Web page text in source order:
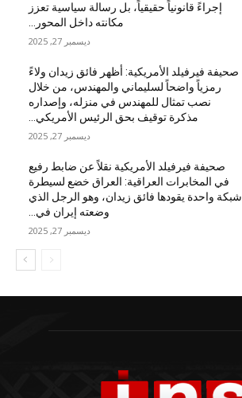
إجراءً قانونياً حقيقياً، بل رسالة سياسية تعزز
مكانته داخل المحور...
ديسمبر 27, 2025
صحيفة فيرفيلد الأمريكية: أظهر فائق زيدان ولاءً
رمزياً واضحاً لسليماني والمهندس، من خلال
نصب تمثال للمهندس في منزله، وإصداره
مذكرة توقيف بحق الرئيس الأمريكي...
ديسمبر 27, 2025
صحيفة فيرفيلد الأمريكية نقلاً عن ضابط رفيع
في المخابرات العراقية: العراق خضع لسيطرة
شبكة واحدة يقودها فائق زيدان، وهو الرجل الذي
وضعته إيران في...
ديسمبر 27, 2025